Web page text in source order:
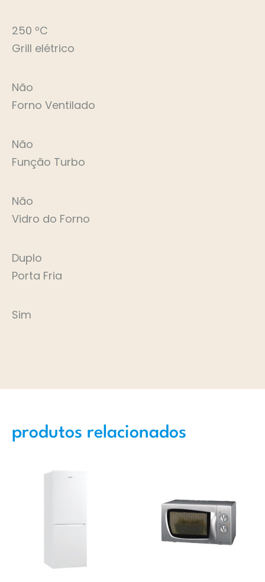
250 ºC
Grill elétrico
Não
Forno Ventilado
Não
Função Turbo
Não
Vidro do Forno
Duplo
Porta Fria
Sim
produtos relacionados